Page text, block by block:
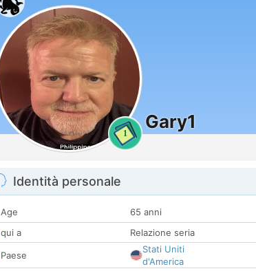
1
Gary1
Identità personale
Age
65 anni
qui a
Relazione seria
Paese
Stati Uniti
d'America